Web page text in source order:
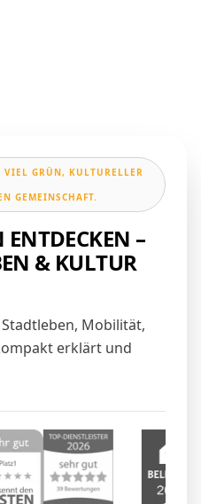
GRÜN, KULTURELLER
GEMEINSCHAFT.
–
& KULTUR
Mobilität,
erklärt und